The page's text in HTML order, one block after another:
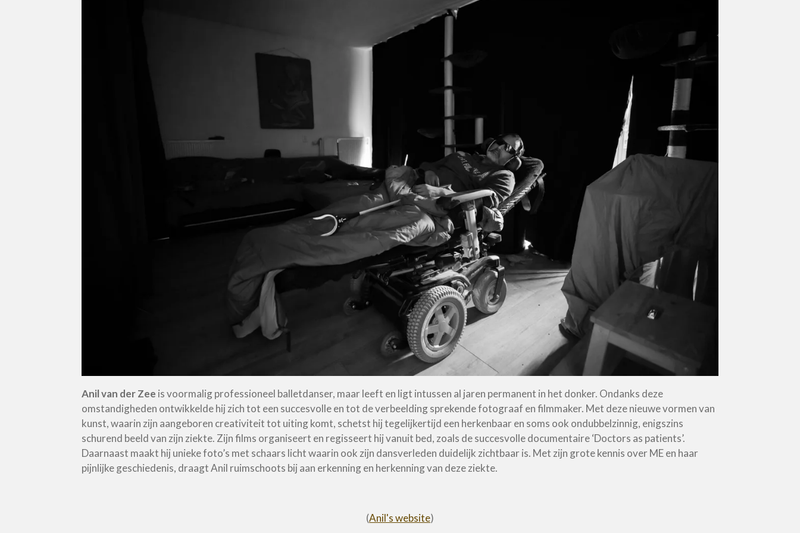
Anil van der Zee is voormalig professioneel balletdanser, maar leeft en ligt intussen al jaren permanent in het donker. Ondanks deze
omstandigheden ontwikkelde hij zich tot een succesvolle en tot de verbeelding sprekende fotograaf en filmmaker. Met deze nieuwe vormen van
kunst, waarin zijn aangeboren creativiteit tot uiting komt, schetst hij tegelijkertijd een herkenbaar en soms ook ondubbelzinnig, enigszins
schurend beeld van zijn ziekte. Zijn films organiseert en regisseert hij vanuit bed, zoals de succesvolle documentaire ‘Doctors as patients’.
Daarnaast maakt hij unieke foto’s met schaars licht waarin ook zijn dansverleden duidelijk zichtbaar is. Met zijn grote kennis over ME en haar
pijnlijke geschiedenis, draagt Anil ruimschoots bij aan erkenning en herkenning van deze ziekte.
(Anil's website)